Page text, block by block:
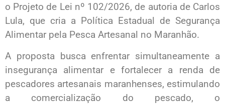
o Projeto de Lei nº 102/2026, de autoria de Carlos
Lula, que cria a Política Estadual de Segurança
Alimentar pela Pesca Artesanal no Maranhão.
A proposta busca enfrentar simultaneamente a
insegurança alimentar e fortalecer a renda de
pescadores artesanais maranhenses, estimulando
a comercialização do pescado, o